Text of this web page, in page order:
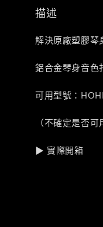
數
描述
解決原廠塑膠琴
鋁合金琴身音色
可用型號：
（不確定是否
▶ 實際開箱